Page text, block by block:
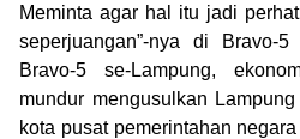
Meminta agar hal itu jadi
seperjuangan”-nya di Bravo-
Bravo-5 se-Lampung,
mundur mengusulkan
kota pusat pemerintahan